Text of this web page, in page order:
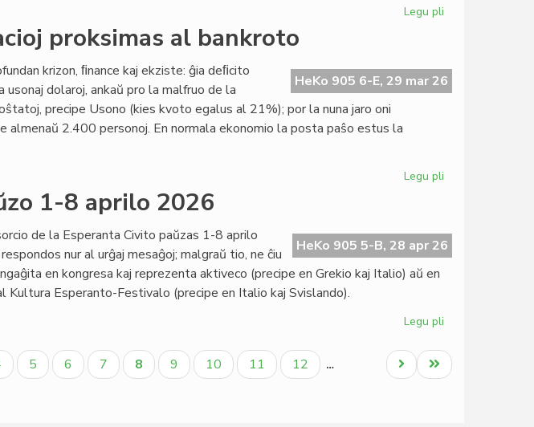
Legu pli
de
la
proksimas al bankroto
HeKo 905 6-E, 29 mar 26
krizon, ﬁnance kaj ekziste: ĝia deﬁcito
usonaj dolaroj, ankaŭ pro la malfruo de la
precipe Usono (kies kvoto egalus al 21%); por la nuna jaro oni
almenaŭ 2.400 personoj. En normala ekonomio la posta paŝo estus la
Legu pli
al
bankroto
1-8 aprilo 2026
HeKo 905 5-B, 28 apr 26
de la Esperanta Civito paŭzas 1-8 aprilo
nur al urĝaj mesaĝoj; malgraŭ tio, ne ĉiu
en kongresa kaj reprezenta aktiveco (precipe en Grekio kaj Italio) aŭ en
Kultura Esperanto-Festivalo (precipe en Italio kaj Svislando).
Legu pli
paŭzo
1-
Paĝo
5 Paĝo
6 Paĝo
7
Aktuala
paĝo
8 Paĝo
9 Paĝo
10 Paĝo
11 Paĝo
12 …
Last
page
Next
page